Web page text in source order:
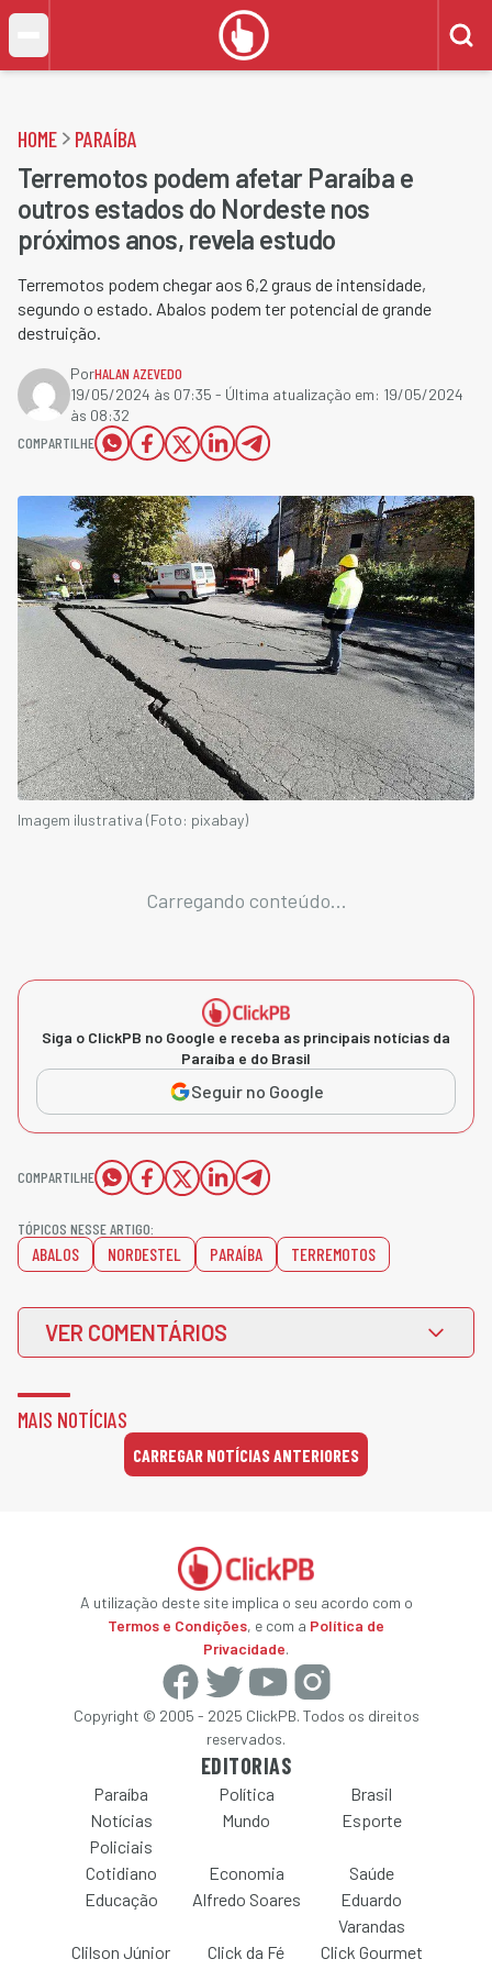
HOME PARAÍBA
Terremotos podem afetar Paraíba e
outros estados do Nordeste nos
próximos anos, revela estudo
Terremotos podem chegar aos 6,2 graus de intensidade,
segundo o estado. Abalos podem ter potencial de grande
destruição.
PorHALAN AZEVEDO
19/05/2024 às 07:35 - Última atualização em: 19/05/2024
às 08:32
COMPARTILHE
Imagem ilustrativa (Foto: pixabay)
Carregando conteúdo...
Siga o ClickPB no Google e receba as principais notícias da
Paraíba e do Brasil
Seguir no Google
COMPARTILHE
TÓPICOS NESSE ARTIGO:
ABALOS NORDESTEL PARAÍBA TERREMOTOS
VER COMENTÁRIOS
MAIS NOTÍCIAS
CARREGAR NOTÍCIAS ANTERIORES
A utilização deste site implica o seu acordo com o
Termos e Condições, e com a Política de
Privacidade.
Copyright © 2005 - 2025 ClickPB. Todos os direitos
reservados.
EDITORIAS
Paraíba Política
Brasil
Notícias
Policiais
Mundo Esporte
Cotidiano Economia
Saúde
Educação
Alfredo Soares
Eduardo
Varandas
Clilson Júnior
Click da Fé
Click Gourmet